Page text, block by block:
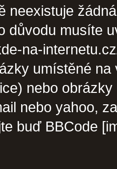
neexistuje
důvodu musíte
na-
umístěné
nebo
nebo yahoo,
buď BBCode